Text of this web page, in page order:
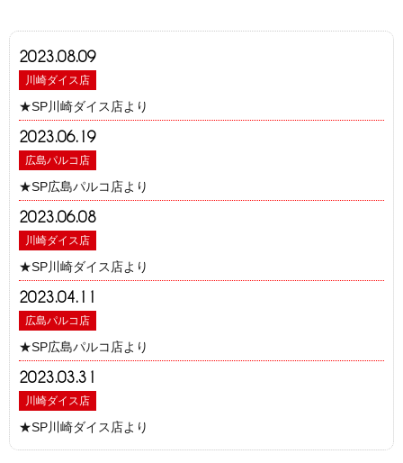
2023.08.09
川崎ダイス店
★SP川崎ダイス店より
2023.06.19
広島パルコ店
★SP広島パルコ店より
2023.06.08
川崎ダイス店
★SP川崎ダイス店より
2023.04.11
広島パルコ店
★SP広島パルコ店より
2023.03.31
川崎ダイス店
★SP川崎ダイス店より